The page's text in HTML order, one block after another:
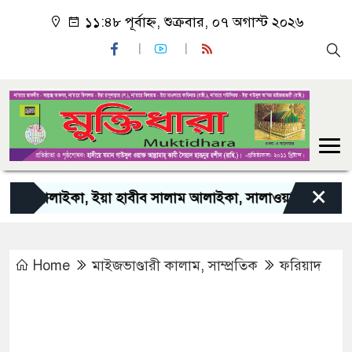
১১:৪৮ পূর্বাহ্ন, শুক্রবার, ০৭ অগাস্ট ২০২৬
ইয়া হাবীব সালাম আলাইকা, সালাওয়াতুল্লাহ ×
Home মাইজভাণ্ডারী কালাম,সাম্প্রতিক ফরিয়াদ